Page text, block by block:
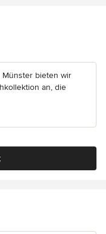
bieten wir
an, die